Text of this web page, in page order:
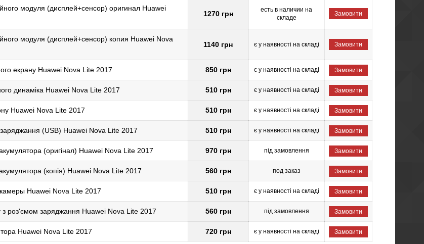
модуля (дисплей+сенсор) оригинал Huawei
1270 грн
есть в наличии на
складе
Замовити
модуля (дисплей+сенсор) копия Huawei Nova
1140 грн є у наявності на складі Замовити
екрану Huawei Nova Lite 2017 850 грн є у наявності на складі Замовити
динаміка Huawei Nova Lite 2017 510 грн є у наявності на складі Замовити
Huawei Nova Lite 2017 510 грн є у наявності на складі Замовити
(USB) Huawei Nova Lite 2017 510 грн є у наявності на складі Замовити
(оригінал) Huawei Nova Lite 2017 970 грн під замовлення Замовити
(копія) Huawei Nova Lite 2017 560 грн под заказ Замовити
Huawei Nova Lite 2017 510 грн є у наявності на складі Замовити
роз'ємом заряджання Huawei Nova Lite 2017 560 грн під замовлення Замовити
Huawei Nova Lite 2017 720 грн є у наявності на складі Замовити